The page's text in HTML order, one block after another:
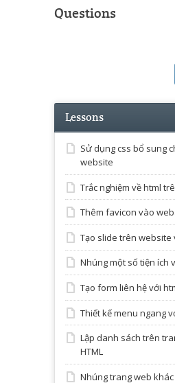
Questions
Lessons
Sử dụng css bổ sung
website
Trắc nghiệm về html
Thêm favicon vào
Tạo slide trên website
Nhúng một số tiện ích
Tạo form liên hệ với
Thiết kế menu ngang
Lập danh sách trên
HTML
Nhúng trang web